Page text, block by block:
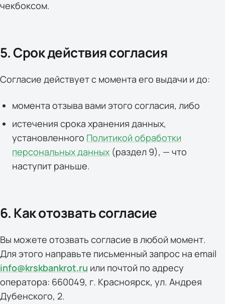
чекбоксом.
5. Срок действия согласия
Согласие действует с момента его выдачи и до:
момента отзыва вами этого согласия, либо
истечения срока хранения данных,
установленного Политикой обработки
персональных данных(раздел 9), — что
наступит раньше.
6. Как отозвать согласие
Вы можете отозвать согласие в любой момент.
Для этого направьте письменный запрос на email
info@krskbankrot.ru или почтой по адресу
оператора: 660049, г. Красноярск, ул. Андрея
Дубенского, 2.